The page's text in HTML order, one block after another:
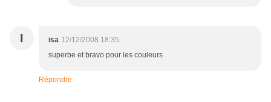
I isa 12/12/2008 18:35
superbe et bravo pour les couleurs
Répondre